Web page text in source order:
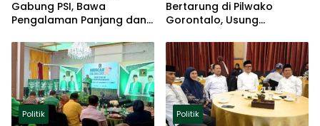
Gabung PSI, Bawa
Pengalaman Panjang dan
Bertarung di Pilwako
Gorontalo, Usung
Politik
Politik Politik